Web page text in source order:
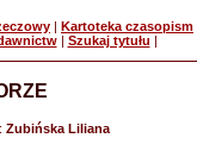
| Kartoteka czasopism
| Szukaj tytułu |
Zubińska Liliana